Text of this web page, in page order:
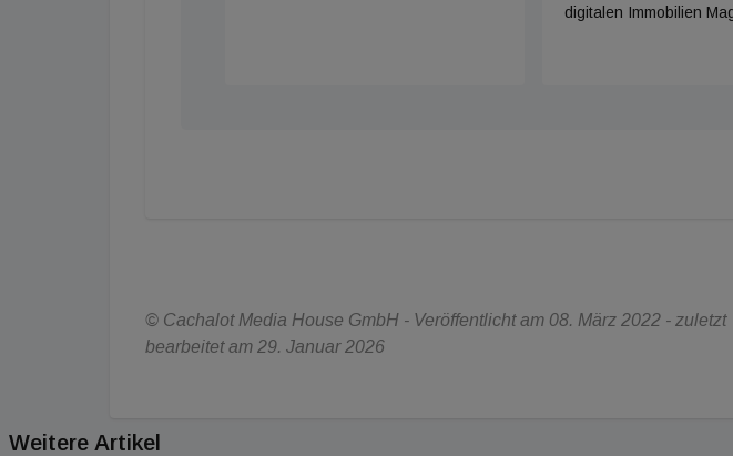
digitalen Immobilien
© Cachalot Media House GmbH - Veröffentlicht am 08. März 2022 - zuletzt
bearbeitet am 29. Januar 2026
Weitere Artikel